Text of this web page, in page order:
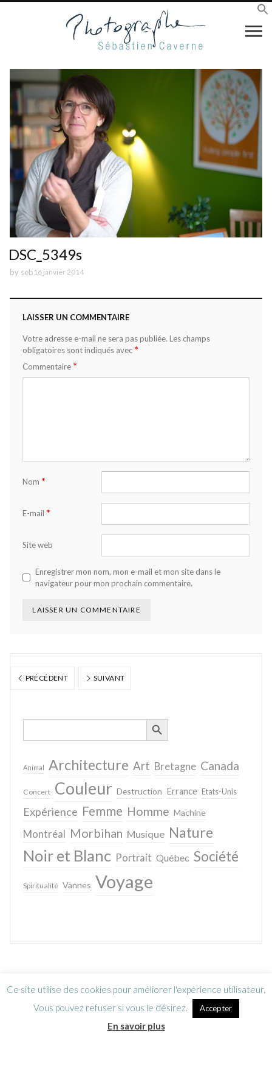
DSC_5349s
by seb 16 janvier 2014
LAISSER UN COMMENTAIRE
Votre adresse e-mail ne sera pas publiée. Les champs
obligatoires sont indiqués avec *
Commentaire *
Nom *
E-mail *
Site web
Enregistrer mon nom, mon e-mail et mon site dans le
navigateur pour mon prochain commentaire.
PRÉCÉDENT SUIVANT
Search
SEARCH BUTTON
Animal Architecture Art Bretagne Canada
Concert Couleur Destruction Errance Etats-Unis
Expérience Femme Homme Machine
Montréal Morbihan Musique Nature
Noir et Blanc Portrait Québec Société
Spiritualité Vannes Voyage
Ce site utilise des cookies pour améliorer l'expérience utilisateur.
Vous pouvez refuser si vous le désirez.
Accepter
En savoir plus